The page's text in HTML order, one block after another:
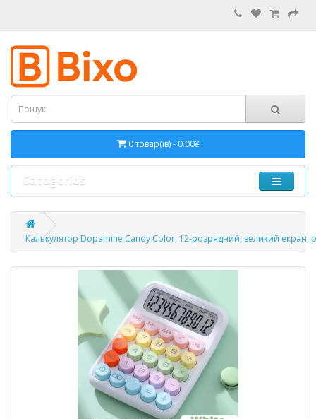
0 товар(ів) - 0.00₴
Categories
Калькулятор Dopamine Candy Color, 12-розрядний, великий екран,